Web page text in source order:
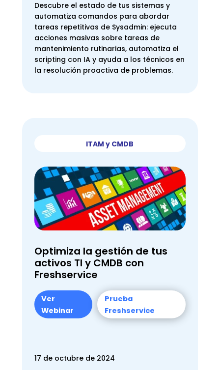
Descubre el estado de tus sistemas y
automatiza comandos para abordar
tareas repetitivas de Sysadmin: ejecuta
acciones masivas sobre tareas de
mantenimiento rutinarias, automatiza el
scripting con IA y ayuda a los técnicos en
la resolución proactiva de problemas.
ITAM y CMDB
Optimiza la gestión de tus
activos TI y CMDB con
Freshservice
Ver
Webinar
Prueba
Freshservice
17 de octubre de 2024